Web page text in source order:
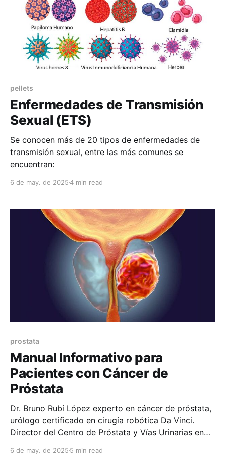
pellets
Enfermedades de Transmisión
Sexual (ETS)
Se conocen más de 20 tipos de enfermedades de
transmisión sexual, entre las más comunes se
encuentran:
6 de may. de 20254 min read
prostata
Manual Informativo para
Pacientes con Cáncer de
Próstata
Dr. Bruno Rubí López experto en cáncer de próstata,
urólogo certificado en cirugía robótica Da Vinci.
Director del Centro de Próstata y Vías Urinarias en
6 de may. de 2025 5 min read